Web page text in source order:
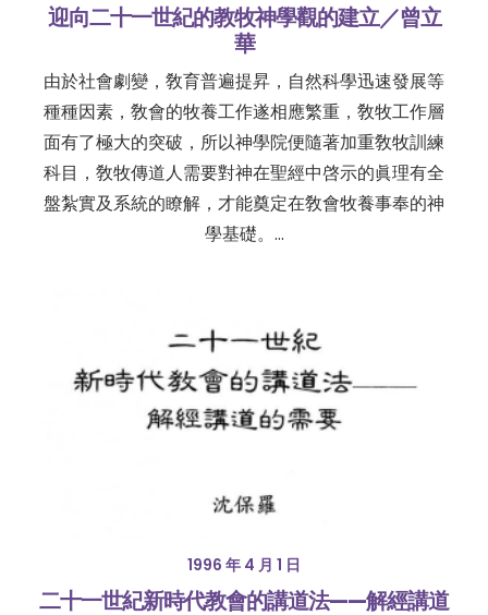
迎向二十一世紀的教牧神學觀的建立／曾立
華
由於社會劇變，敎育普遍提昇，自然科學迅速發展等
種種因素，敎會的牧養工作遂相應繁重，敎牧工作層
面有了極大的突破，所以神學院便隨著加重敎牧訓練
科目，敎牧傳道人需要對神在聖經中啓示的眞理有全
盤紮實及系統的瞭解，才能奠定在敎會牧養事奉的神
學基礎。…
1996 年 4 月 1 日
二十一世紀新時代教會的講道法——解經講道